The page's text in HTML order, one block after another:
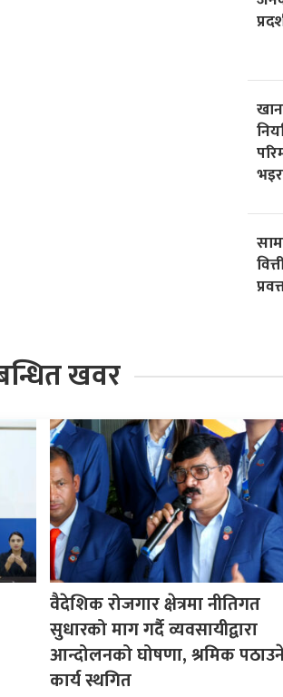
खवर
वैदेशिक रोजगार क्षेत्रमा नीतिगत
सुधारको माग गर्दै व्यवसायीद्वारा
आन्दोलनको घोषणा, श्रमिक
कार्य स्थगित